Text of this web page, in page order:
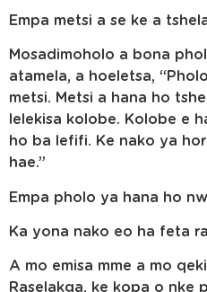
Empa metsi a se ke a
Mosadimoholo a bona
atamela, a hoeletsa,
metsi. Metsi a hana ho
lelekisa kolobe. Kolobe e
ho ba lefifi. Ke nako ya
hae.”
Empa pholo ya hana ho
Ka yona nako eo ha feta
A mo emisa mme a mo
Raselakga, ke kopa o nke